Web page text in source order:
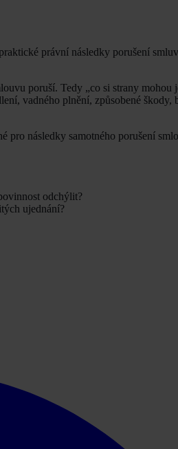
právní následky porušení
poruší. Tedy „co si strany mohou
vadného plnění, způsobené škody,
pro následky samotného porušení
odchýlit?
ujednání?